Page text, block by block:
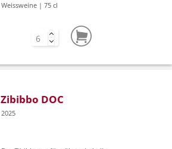
Weissweine | 75 cl
Zibibbo DOC
2025